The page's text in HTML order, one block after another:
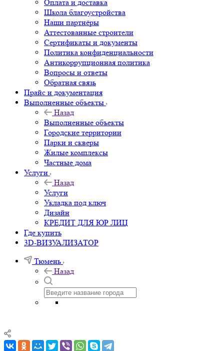
Оплата и доставка
Школа благоустройства
Наши партнёры
Аттестованные строители
Сертификаты и документы
Политика конфиденциальности
Антикоррупционная политика
Вопросы и ответы
Обратная связь
Прайс и документация
Выполненные объекты
Назад
Выполненные объекты
Городские территории
Парки и скверы
Жилые комплексы
Частные дома
Услуги
Назад
Услуги
Укладка под ключ
Дизайн
КРЕДИТ ДЛЯ ЮР ЛИЦ
Где купить
3D-ВИЗУАЛИЗАТОР
Тюмень
Назад